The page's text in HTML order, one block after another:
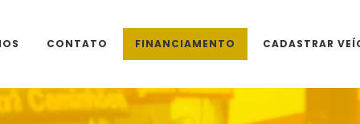
CONTATO FINANCIAMENTO CADASTRAR